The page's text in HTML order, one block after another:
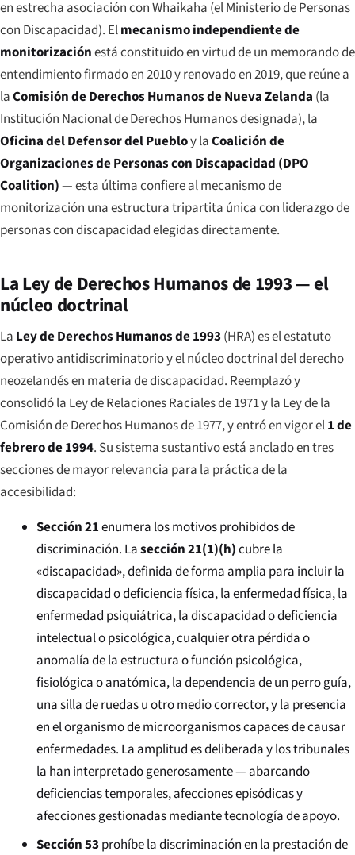
en estrecha asociación con Whaikaha (el Ministerio de Personas
con Discapacidad). Elmecanismo independiente de
monitorizaciónestá constituido en virtud de un memorando de
entendimiento firmado en 2010 y renovado en 2019, que reúne a
laComisión de Derechos Humanos de Nueva Zelanda (la
Institución Nacional de Derechos Humanos designada), la
Oficina del Defensor del Puebloy laCoalición de
Organizaciones de Personas con Discapacidad (DPO
Coalition)— esta última confiere al mecanismo de
monitorización una estructura tripartita única con liderazgo de
personas con discapacidad elegidas directamente.
La Ley de Derechos Humanos de 1993 — el
núcleo doctrinal
La Ley de Derechos Humanos de 1993 (HRA) es el estatuto
operativo antidiscriminatorio y el núcleo doctrinal del derecho
neozelandés en materia de discapacidad. Reemplazó y
consolidó la Ley de Relaciones Raciales de 1971 y la Ley de la
Comisión de Derechos Humanos de 1977, y entró en vigor el1 de
febrero de 1994. Su sistema sustantivo está anclado en tres
secciones de mayor relevancia para la práctica de la
accesibilidad:
Sección 21enumera los motivos prohibidos de
discriminación. Lasección 21(1)(h)cubre la
«discapacidad», definida de forma amplia para incluir la
discapacidad o deficiencia física, la enfermedad física, la
enfermedad psiquiátrica, la discapacidad o deficiencia
intelectual o psicológica, cualquier otra pérdida o
anomalía de la estructura o función psicológica,
fisiológica o anatómica, la dependencia de un perro guía,
una silla de ruedas u otro medio corrector, y la presencia
en el organismo de microorganismos capaces de causar
enfermedades. La amplitud es deliberada y los tribunales
la han interpretado generosamente — abarcando
deficiencias temporales, afecciones episódicas y
afecciones gestionadas mediante tecnología de apoyo.
Sección 53 prohíbe la discriminación en la prestación de